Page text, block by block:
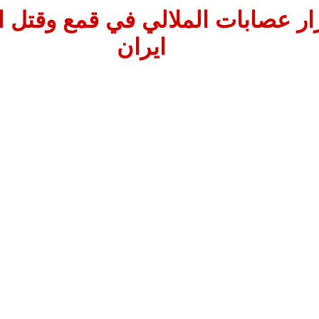
عصابات الملالي في قمع وقتل
ايران